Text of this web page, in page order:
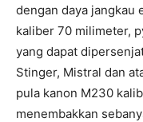
dengan daya jangkau
kaliber 70 milimeter,
yang dapat
Stinger, Mistral dan
pula kanon M230
menembakkan